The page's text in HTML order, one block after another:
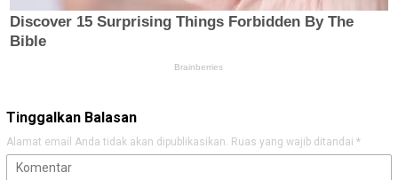
Tinggalkan Balasan
Alamat email Anda tidak akan dipublikasikan. Ruas yang wajib ditandai *